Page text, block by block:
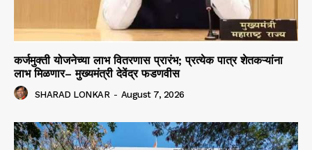
कर्जमुक्ती योजनेच्या लाभ वितरणास प्रारंभ; प्रत्येक पात्र शेतकऱ्यांना
लाभ मिळणार– मुख्यमंत्री देवेंद्र फडणवीस
SHARAD LONKAR - August 7, 2026